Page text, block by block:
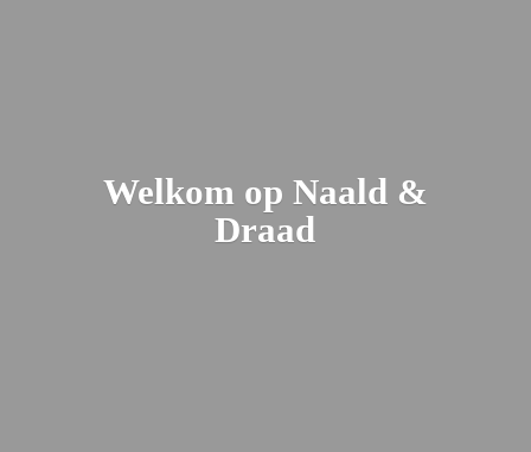
Welkom op Naald &
Draad